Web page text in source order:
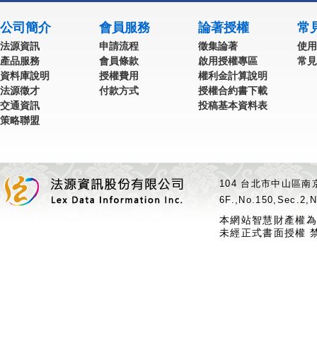
公司簡介
法源資訊
產品服務
資料庫說明
法源徵才
交通資訊
策略聯盟
會員服務
申請流程
會員條款
授權費用
付款方式
論著授權
徵集論著
啟用授權專區
權利金計算說明
授權合約書下載
投稿基本資料表
常
使
常
104 台北市中山區
本網站智慧財產權
未經正式書面授權